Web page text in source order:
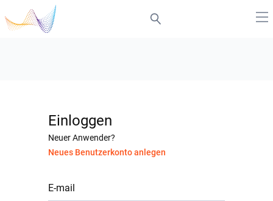
Einloggen
Neuer Anwender?
Neues Benutzerkonto anlegen
E-mail